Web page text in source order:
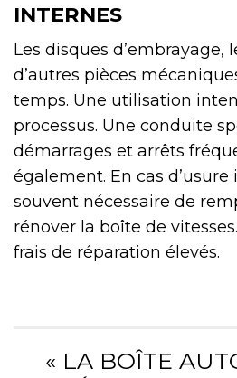
INTERNES
Les disques d’embrayage,
d’autres pièces
temps. Une utilisation
processus. Une conduite
démarrages et arrêts
également. En cas
souvent nécessaire de
rénover la boîte de
frais de réparation élevés.
« LA BOÎTE